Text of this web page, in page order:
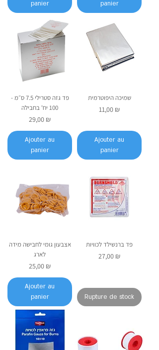
panier
panier
פד גזה סטרילי 7.5 ס״מ -
100 יח' בחבילה
Prix
29,00 ₪
Ajouter au
panier
שמיכה היפוטרמית
Prix
11,00 ₪
Ajouter au
panier
אצבעון גומי לחבישה מידה
לארג
Prix
25,00 ₪
Ajouter au
panier
פד ברנשילד לכוויות
Prix
27,00 ₪
Rupture de stock